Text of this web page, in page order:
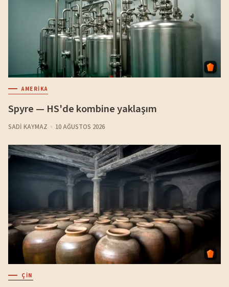
AMERIKA
Spyre — HS'de kombine yaklaşım
SADI KAYMAZ 10 AĞUSTOS 2026
ÇIN